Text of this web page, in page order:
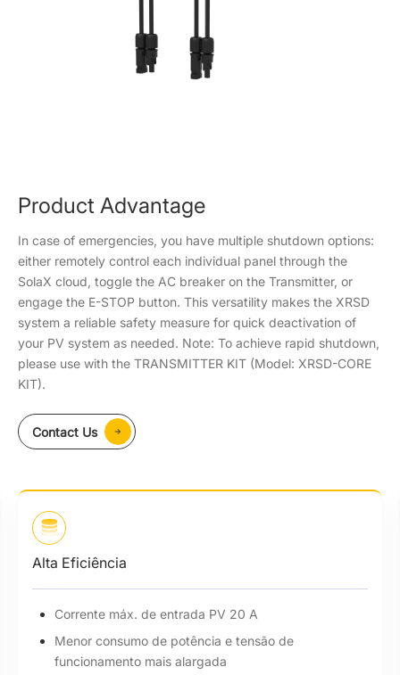
Product Advantage
In case of emergencies, you have multiple shutdown options:
either remotely control each individual panel through the
SolaX cloud, toggle the AC breaker on the Transmitter, or
engage the E-STOP button. This versatility makes the XRSD
system a reliable safety measure for quick deactivation of
your PV system as needed. Note: To achieve rapid shutdown,
please use with the TRANSMITTER KIT (Model: XRSD-CORE
KIT).
Contact Us
Alta Eficiência
Corrente máx. de entrada PV 20 A
Menor consumo de potência e tensão de
funcionamento mais alargada